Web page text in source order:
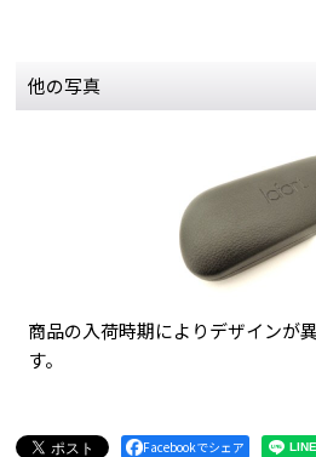
他の写真
商品の入荷時期によりデザインが
す。
Facebookでシェア